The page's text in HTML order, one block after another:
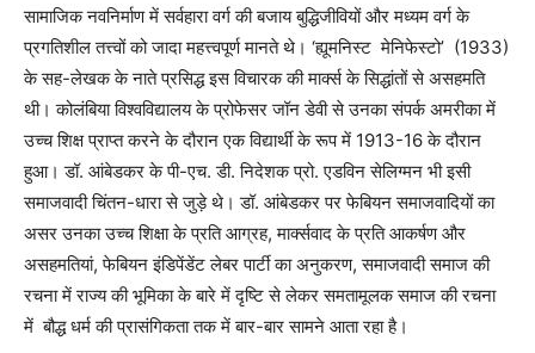
सामाजिक नवनिर्माण में सर्वहारा वर्ग की बजाय बुद्धिजीवियों और मध्यम वर्ग के
प्रगतिशील तत्त्वों को जादा महत्त्वपूर्ण मानते थे। ‘ह्यूमनिस्ट मेनिफेस्टो’ (1933)
के सह-लेखक के नाते प्रसिद्ध इस विचारक की मार्क्स के सिद्धांतों से असहमति
थी। कोलंबिया विश्वविद्यालय के प्रोफेसर जॉन डेवी से उनका संपर्क अमरीका में
उच्च शिक्ष प्राप्त करने के दौरान एक विद्यार्थी के रूप में 1913-16 के दौरान
हुआ। डॉ. आंबेडकर के पी-एच. डी. निदेशक प्रो. एडविन सेलिग्मन भी इसी
समाजवादी चिंतन-धारा से जुड़े थे। डॉ. आंबेडकर पर फेबियन समाजवादियों का
असर उनका उच्च शिक्षा के प्रति आग्रह, मार्क्सवाद के प्रति आकर्षण और
असहमतियां, फेबियन इंडिपेंडेंट लेबर पार्टी का अनुकरण, समाजवादी समाज की
रचना में राज्य की भूमिका के बारे में दृष्टि से लेकर समतामूलक समाज की रचना
में बौद्ध धर्म की प्रासंगिकता तक में बार-बार सामने आता रहा है।